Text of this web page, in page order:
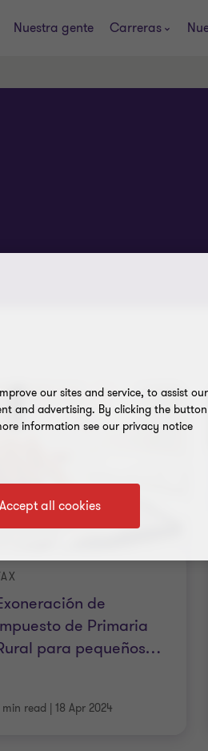
Nuestra gente Carreras
de
de Primaria
para pequeños…
min read | 18 Apr 2024
our sites and service, to assist our
and advertising. By clicking the button
information see our privacy notice
Accept all cookies